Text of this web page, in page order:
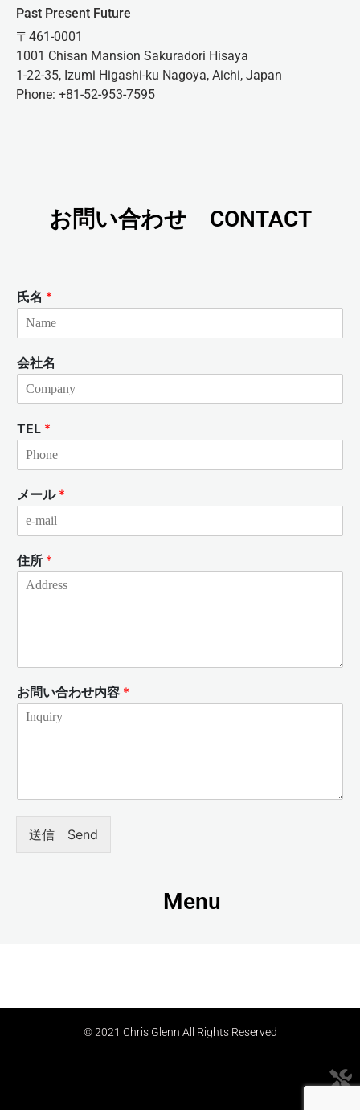
Past Present Future
〒461-0001
1001 Chisan Mansion Sakuradori Hisaya
1-22-35, Izumi Higashi-ku Nagoya, Aichi, Japan
Phone: +81-52-953-7595
お問い合わせ CONTACT
氏名 *
会社名
TEL *
メール *
住所 *
お問い合わせ内容 *
送信 Send
Menu
© 2021 Chris Glenn All Rights Reserved